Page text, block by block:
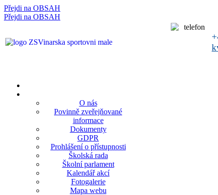
Přejdi na OBSAH
Přejdi na OBSAH
O nás
Povinně zveřejňované
informace
Dokumenty
GDPR
Prohlášení o přístupnosti
Školská rada
Školní parlament
Kalendář akcí
Fotogalerie
Mapa webu
rok
měsíc
rok
měsíc